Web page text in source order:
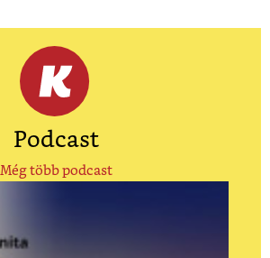
Podcast
Még több podcast